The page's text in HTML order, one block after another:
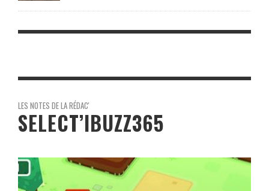
LES NOTES DE LA RÉDAC'
SELECT’IBUZZ365